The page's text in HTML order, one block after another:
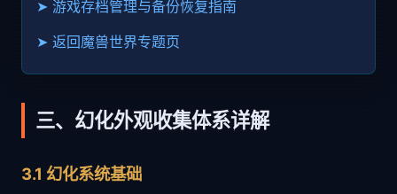
➤ 游戏存档管理与备份恢复指南
➤ 返回魔兽世界专题页
三、幻化外观收集体系详解
3.1 幻化系统基础